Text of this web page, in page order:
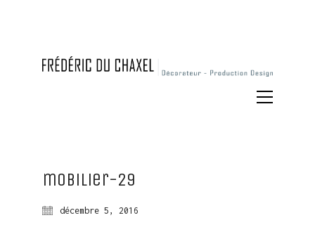
mobilier-29
décembre 5, 2016